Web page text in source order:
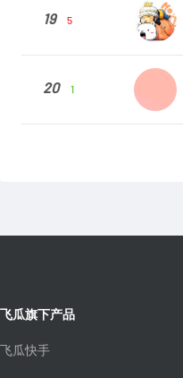
19 5
20 1
飞瓜旗下产品
飞瓜快手